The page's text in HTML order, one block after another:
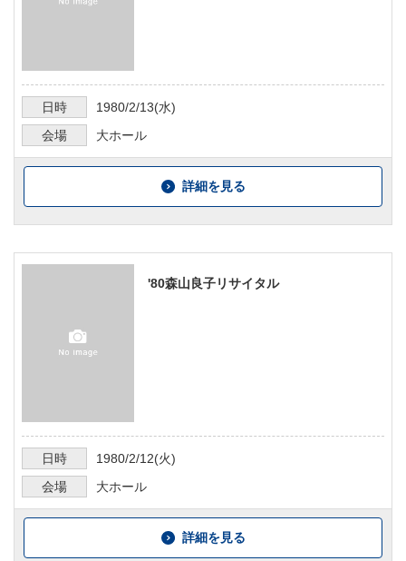
日時 1980/2/13(水)
会場
大ホール
詳細を見る
'80森山良子リサイタル
日時 1980/2/12(火)
会場
大ホール
詳細を見る